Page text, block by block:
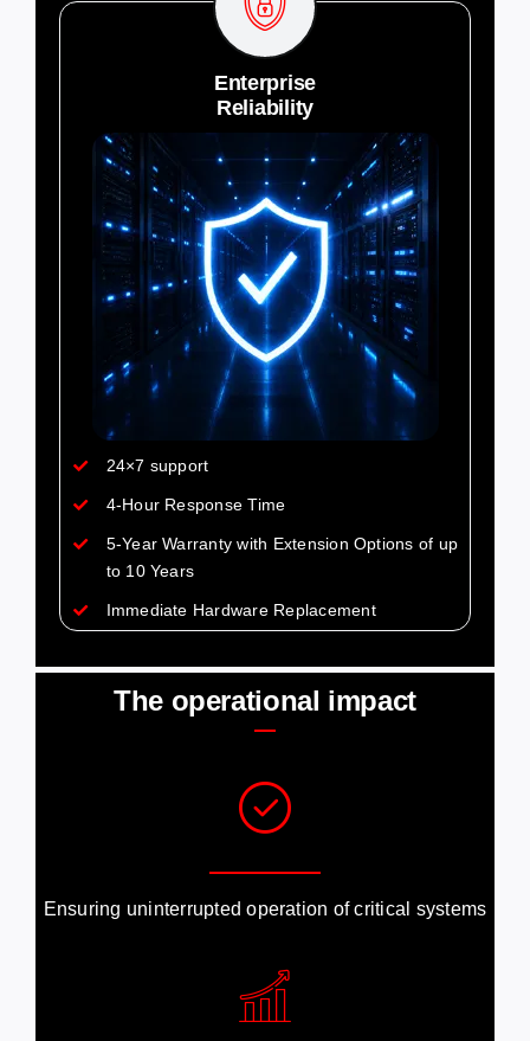
Enterprise
Reliability
24×7 support
4-Hour Response Time
5-Year Warranty with Extension Options of up
to 10 Years
Immediate Hardware Replacement
The operational impact
Ensuring uninterrupted operation of critical systems